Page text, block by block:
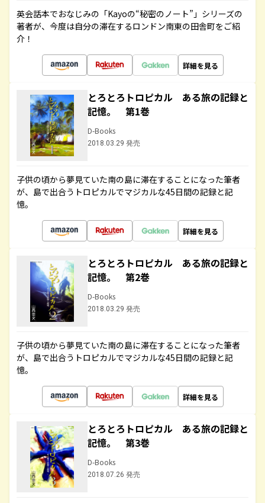
英会話本でおなじみの「Kayoの“秘密のノート”」シリーズの
著者が、今度は自分の滞在するロンドン南東の田舎町をご紹
介！
詳細を見る
とろとろトロピカル ある旅の記録と
記憶。 第1巻
D-Books
2018.03.29 発売
子供の頃から夢見ていた南の島に滞在することになった筆者
が、島で出合うトロピカルでマジカルな45日間の記録と記
憶。
詳細を見る
とろとろトロピカル ある旅の記録と
記憶。 第2巻
D-Books
2018.03.29 発売
子供の頃から夢見ていた南の島に滞在することになった筆者
が、島で出合うトロピカルでマジカルな45日間の記録と記
憶。
詳細を見る
とろとろトロピカル ある旅の記録と
記憶。 第3巻
D-Books
2018.07.26 発売